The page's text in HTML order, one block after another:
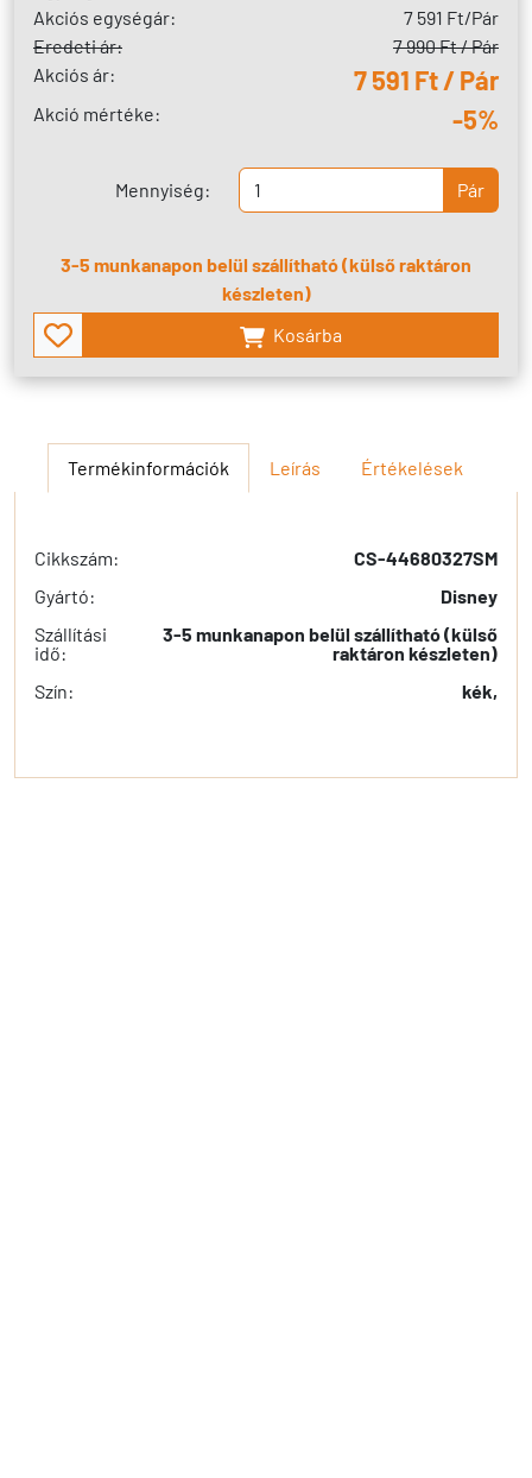
Akciós egységár:
7 591 Ft/Pár
Eredeti ár:
7 990 Ft / Pár
Akciós ár:
7 591 Ft / Pár
Akció mértéke: -5%
Mennyiség: Pár
3-5 munkanapon belül szállítható (külső raktáron
készleten)
Kosárba
Termékinformációk Leírás Értékelések
Cikkszám:
CS-44680327SM
Gyártó:
Disney
Szállítási
idő:
3-5 munkanapon belül szállítható (külső
raktáron készleten)
Szín:
kék,